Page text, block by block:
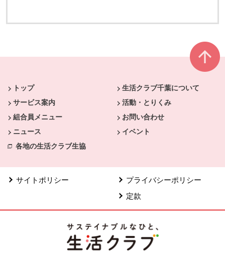
トップ
生活クラブ千葉について
サービス案内
活動・とりくみ
組合員メニュー
お問い合わせ
ニュース
イベント
各地の生活クラブ生協
サイトポリシー
プライバシーポリシー
定款